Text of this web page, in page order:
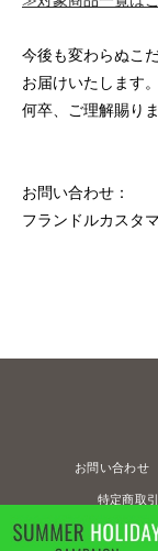
今後も変わらぬこ
お届けいたします。
何卒、ご理解賜り
お問い合わせ：
フランドルカスタ
お問い合わせ
特定商取